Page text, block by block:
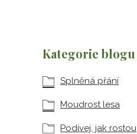
Kategorie blogu
Splněná přání
Moudrost lesa
Podívej, jak rostou